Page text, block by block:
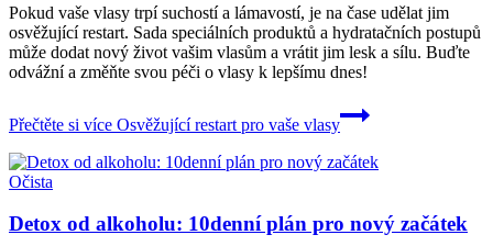
Pokud vaše vlasy trpí suchostí a lámavostí, je na čase udělat jim
osvěžující restart. Sada speciálních produktů a hydratačních postupů
může dodat nový život vašim vlasům a vrátit jim lesk a sílu. Buďte
odvážní a změňte svou péči o vlasy k lepšímu dnes!
Přečtěte si více Osvěžující restart pro vaše vlasy
Očista
Detox od alkoholu: 10denní plán pro nový začátek